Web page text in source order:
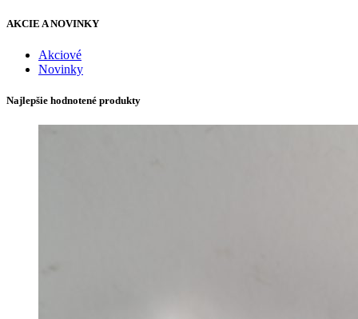
AKCIE A NOVINKY
Akciové
Novinky
Najlepšie hodnotené produkty